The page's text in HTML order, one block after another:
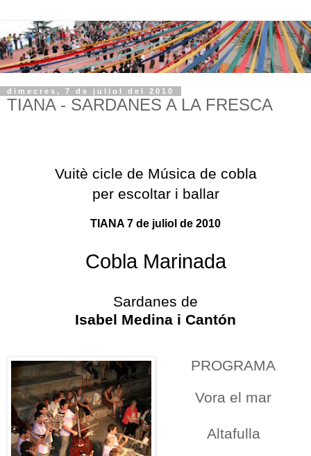
dimecres, 7 de juliol del 2010
TIANA - SARDANES A LA FRESCA
Vuitè cicle de Música de cobla
per escoltar i ballar
TIANA 7 de juliol de 2010
Cobla Marinada
Sardanes de
Isabel Medina i Cantón
PROGRAMA
Vora el mar
Altafulla